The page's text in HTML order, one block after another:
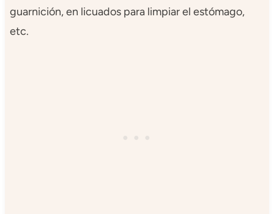
guarnición, en licuados para limpiar el estómago,
etc.